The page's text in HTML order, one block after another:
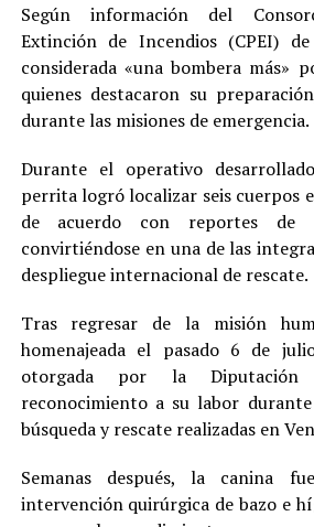
Según información del
Extinción de Incendios (CPEI)
considerada «una bombera más»
quienes destacaron su
durante las misiones de emergencia.
Durante el operativo
perrita logró localizar seis cuerpos
de acuerdo con reportes de
convirtiéndose en una de las
despliegue internacional de rescate.
Tras regresar de la misión
homenajeada el pasado 6 de
otorgada por la
reconocimiento a su labor
búsqueda y rescate realizadas en
Semanas después, la canina
intervención quirúrgica de bazo e